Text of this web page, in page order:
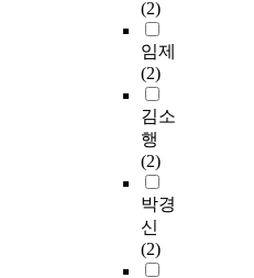
(2)
임제
(2)
김소
행
(2)
박경
신
(2)